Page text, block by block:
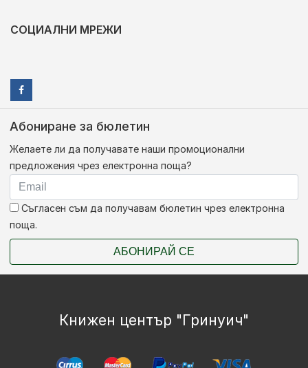
СОЦИАЛНИ МРЕЖИ
Абониране за бюлетин
Желаете ли да получавате наши промоционални
предложения чрез електронна поща?
Съгласен съм да получавам бюлетин чрез електронна
поща.
АБОНИРАЙ СЕ
Книжен център "Гринуич"